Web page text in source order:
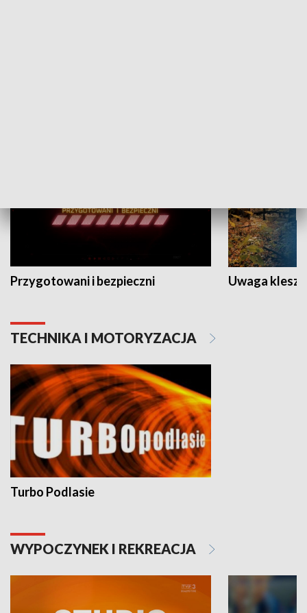
Przygotowani i bezpieczni Uwaga
TECHNIKA I MOTORYZACJA
Turbo Podlasie
WYPOCZYNEK I REKREACJA